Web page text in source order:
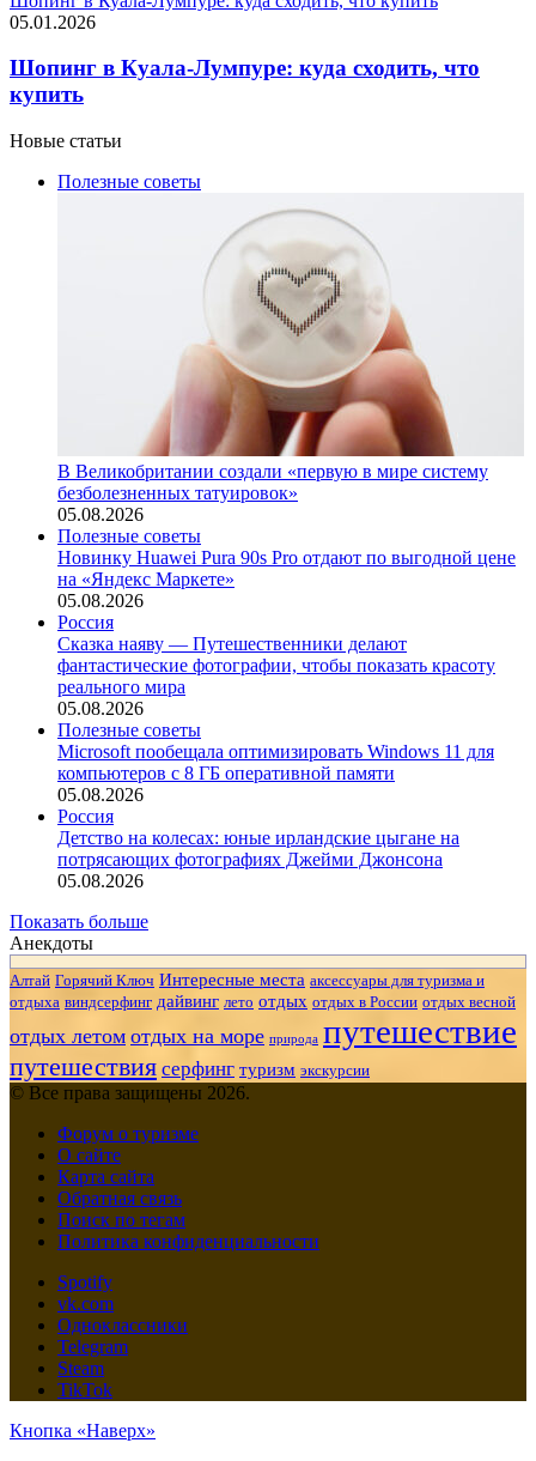
05.01.2026
Шопинг в Куала-Лумпуре: куда сходить, что
купить
Новые статьи
Полезные советы
В Великобритании создали «первую в мире систему
безболезненных татуировок»
05.08.2026
Полезные советы
Новинку Huawei Pura 90s Pro отдают по выгодной цене
на «Яндекс Маркете»
05.08.2026
Россия
Сказка наяву — Путешественники делают
фантастические фотографии, чтобы показать красоту
реального мира
05.08.2026
Полезные советы
Microsoft пообещала оптимизировать Windows 11 для
компьютеров с 8 ГБ оперативной памяти
05.08.2026
Россия
Детство на колесах: юные ирландские цыгане на
потрясающих фотографиях Джейми Джонсона
05.08.2026
Показать больше
Анекдоты
Алтай Горячий Ключ Интересные места аксессуары для туризма и
отдыха виндсерфинг дайвинг лето отдых отдых в России отдых весной
отдых летом отдых на море природа путешествие
путешествия серфинг туризм экскурсии
© Все права защищены 2026.
Форум о туризме
О сайте
Карта сайта
Обратная связь
Поиск по тегам
Политика конфиденциальности
Spotify
vk.com
Одноклассники
Telegram
Steam
TikTok
Кнопка «Наверх»